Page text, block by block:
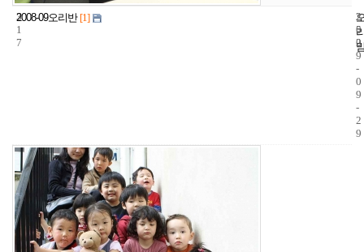
3
1
7
2008-09오리반 [1]
2
5
2
2
0
0
9
-
0
9
-
2
9